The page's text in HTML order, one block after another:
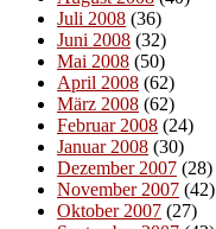
Juli 2008 (36)
Juni 2008 (32)
Mai 2008 (50)
April 2008 (62)
März 2008 (62)
Februar 2008 (24)
Januar 2008 (30)
Dezember 2007 (28)
November 2007 (42)
Oktober 2007 (27)